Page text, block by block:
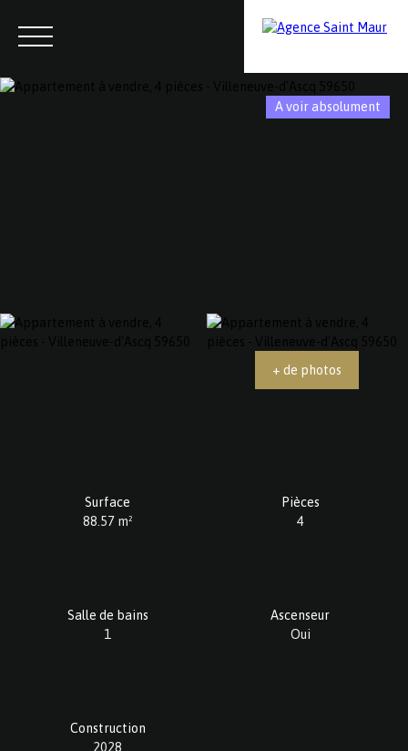
A voir absolument
+ de photos
Surface
88.57 m²
Pièces
4
Salle de bains
1
Ascenseur
Oui
Construction
2028